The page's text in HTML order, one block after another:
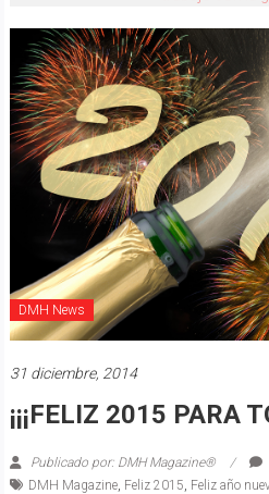
DMH News
31 diciembre, 2014
¡¡¡FELIZ 2015 PARA
Publicado por: DMH Magazine®
DMH Magazine, Feliz 2015, Feliz año